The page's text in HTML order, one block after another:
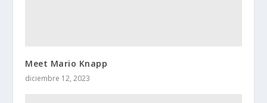
Meet Mario Knapp
diciembre 12, 2023